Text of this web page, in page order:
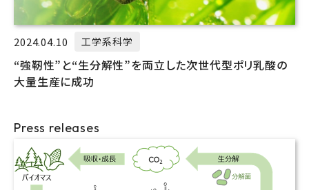
2024.04.10 工学系科学
“強靭性”と“生分解性”を両立した次世代型ポリ乳酸の
大量生産に成功
Press releases